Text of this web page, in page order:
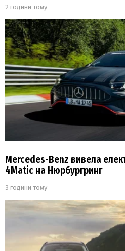
2 години тому
Mercedes-Benz вивела
4Matic на Нюрбургринг
3 години тому